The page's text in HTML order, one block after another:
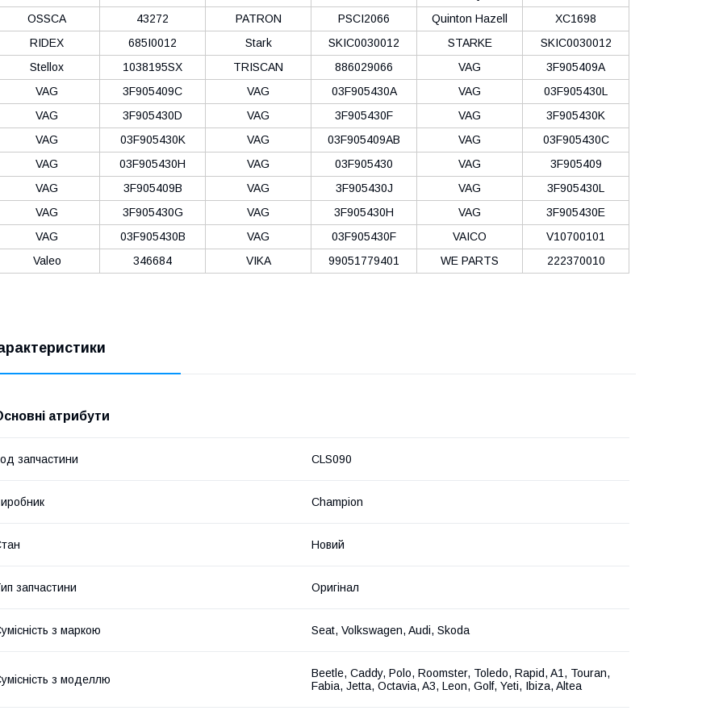
OSSCA
43272 PATRON PSCI2066 Quinton Hazell
XC1698
RIDEX
685I0012 Stark SKIC0030012 STARKE
SKIC0030012
Stellox
1038195SX TRISCAN 886029066 VAG
3F905409A
VAG
3F905409C VAG 03F905430A VAG
03F905430L
VAG
3F905430D VAG 3F905430F VAG
3F905430K
VAG
03F905430K VAG 03F905409AB VAG
03F905430C
VAG
03F905430H VAG 03F905430 VAG
3F905409
VAG
3F905409B VAG 3F905430J VAG
3F905430L
VAG
3F905430G VAG 3F905430H VAG
3F905430E
VAG
03F905430B VAG 03F905430F VAICO
V10700101
Valeo
346684 VIKA 99051779401 WE PARTS 222370010
атрибути
запчастини CLS090
Champion
Новий
запчастини Оригінал
з маркою Seat, Volkswagen, Audi, Skoda
з моделлю
Beetle, Caddy, Polo, Roomster, Toledo, Rapid, A1, Touran,
Fabia, Jetta, Octavia, A3, Leon, Golf, Yeti, Ibiza, Altea